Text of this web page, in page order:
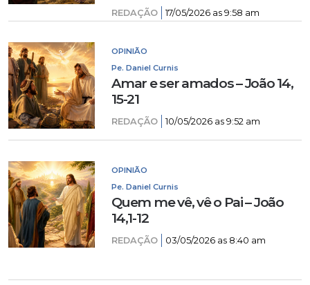
REDAÇÃO 17/05/2026 as 9:58 am
OPINIÃO
Pe. Daniel Curnis
Amar e ser amados – João 14,
15-21
REDAÇÃO 10/05/2026 as 9:52 am
OPINIÃO
Pe. Daniel Curnis
Quem me vê, vê o Pai – João
14,1-12
REDAÇÃO 03/05/2026 as 8:40 am